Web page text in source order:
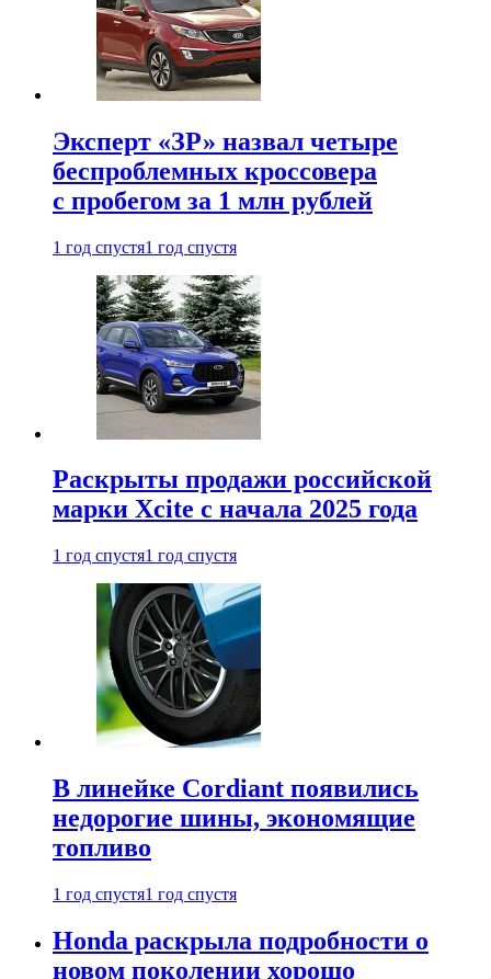
Эксперт «ЗР» назвал четыре
беспроблемных кроссовера
с пробегом за 1 млн рублей
1 год спустя1 год спустя
Раскрыты продажи российской
марки Xcite с начала 2025 года
1 год спустя1 год спустя
В линейке Cordiant появились
недорогие шины, экономящие
топливо
1 год спустя1 год спустя
Honda раскрыла подробности о
новом поколении хорошо